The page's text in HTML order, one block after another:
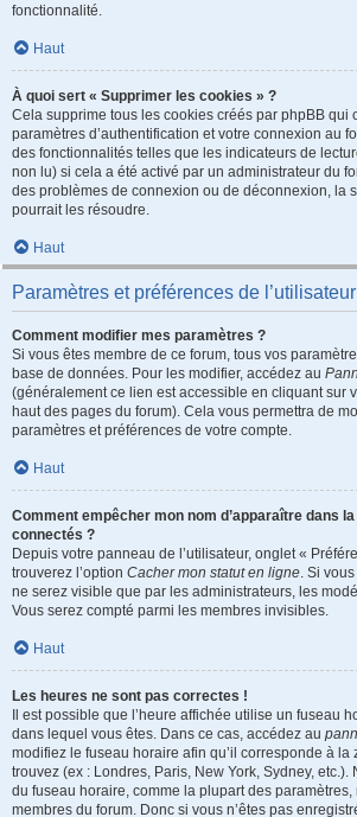
fonctionnalité.
Haut
À quoi sert « Supprimer les cookies » ?
Cela supprime tous les cookies créés par phpBB qui
paramètres d’authentification et votre connexion au
des fonctionnalités telles que les indicateurs de
non lu) si cela a été activé par un administrateur du
des problèmes de connexion ou de déconnexion, la
pourrait les résoudre.
Haut
Paramètres et préférences de l’utilisateur
Comment modifier mes paramètres ?
Si vous êtes membre de ce forum, tous vos
base de données. Pour les modifier, accédez au
(généralement ce lien est accessible en cliquant sur
haut des pages du forum). Cela vous permettra de
paramètres et préférences de votre compte.
Haut
Comment empêcher mon nom d’apparaître dans
connectés ?
Depuis votre panneau de l’utilisateur, onglet «
trouverez l’option Cacher mon statut en ligne. Si
ne serez visible que par les administrateurs, les
Vous serez compté parmi les membres invisibles.
Haut
Les heures ne sont pas correctes !
Il est possible que l’heure affichée utilise un fuseau
dans lequel vous êtes. Dans ce cas, accédez au
modifiez le fuseau horaire afin qu’il corresponde à la
trouvez (ex : Londres, Paris, New York, Sydney,
du fuseau horaire, comme la plupart des paramètres,
membres du forum. Donc si vous n’êtes pas